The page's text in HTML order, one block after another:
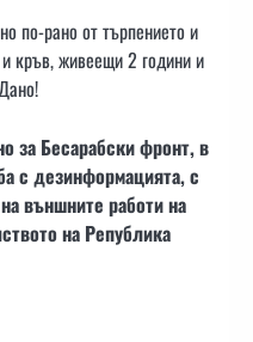
по-рано от търпението и
кръв, живеещи 2 години и
за Бесарабски фронт, в
с дезинформацията, с
външните работи на
на Република